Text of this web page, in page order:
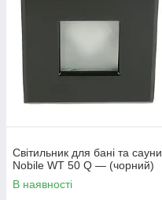
Світильник для бані та сауни
Nobile WT 50 Q — (чорний)
В наявності